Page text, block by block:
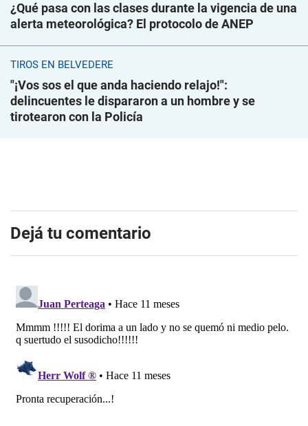
¿Qué pasa con las clases durante la vigencia de una
alerta meteorológica? El protocolo de ANEP
TIROS EN BELVEDERE
"¡Vos sos el que anda haciendo relajo!":
delincuentes le dispararon a un hombre y se
tirotearon con la Policía
Dejá tu comentario